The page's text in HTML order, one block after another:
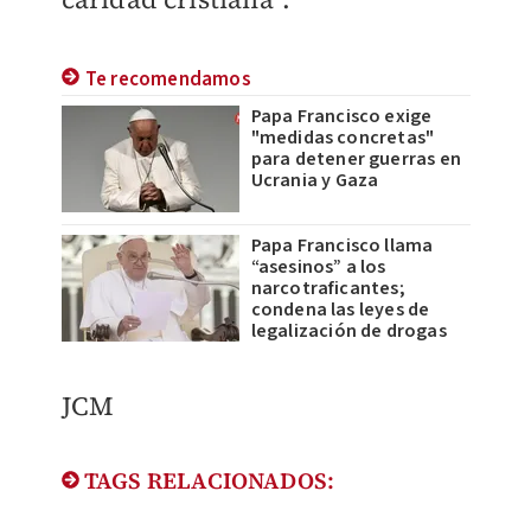
Te recomendamos
Papa Francisco exige
"medidas concretas"
para detener guerras en
Ucrania y Gaza
Papa Francisco llama
“asesinos” a los
narcotraficantes;
condena las leyes de
legalización de drogas
JCM
TAGS RELACIONADOS: